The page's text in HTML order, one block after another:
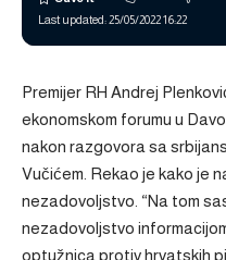
Last updated: 25/05/2022 16:22
Premijer RH Andrej
ekonomskom forumu u
nakon razgovora sa
Vučićem. Rekao je kako je
nezadovoljstvo. “Na tom
nezadovoljstvo
optužnica protiv hrvatskih